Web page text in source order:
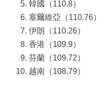
韓國（110.8）
塞爾維亞（110.76）
伊朗（110.26）
香港（109.9）
芬蘭（109.72）
越南（108.79）